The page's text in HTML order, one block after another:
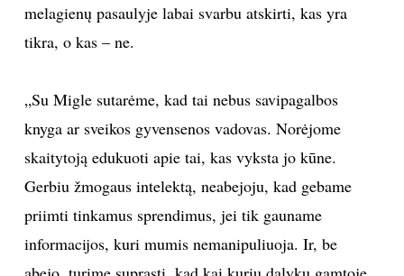
melagienų pasaulyje labai svarbu atskirti, kas yra
tikra, o kas – ne.
„Su Migle sutarėme, kad tai nebus savipagalbos
knyga ar sveikos gyvensenos vadovas. Norėjome
skaitytoją edukuoti apie tai, kas vyksta jo kūne.
Gerbiu žmogaus intelektą, neabejoju, kad gebame
priimti tinkamus sprendimus, jei tik gauname
informacijos, kuri mumis nemanipuliuoja. Ir, be